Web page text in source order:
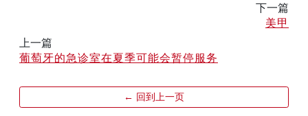
下一篇
美甲
上一篇
葡萄牙的急诊室在夏季可能会暂停服务
← 回到上一页